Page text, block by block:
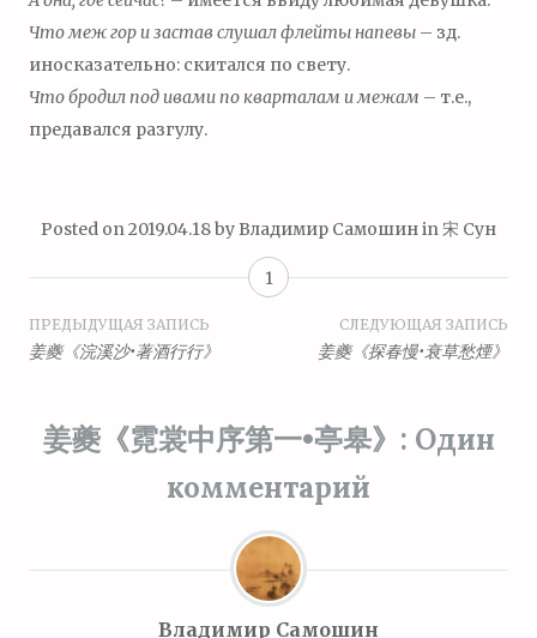
Что меж гор и застав слушал флейты напевы – зд.
иносказательно: скитался по свету.
Что бродил под ивами по кварталам и межам – т.е.,
предавался разгулу.
Posted on 2019.04.18by Владимир Самошинin 宋 Сун
1
Навигация
записям
ПРЕДЫДУЩАЯ ЗАПИСЬ
姜夔《浣溪沙•著酒行行》
СЛЕДУЮЩАЯ ЗАПИСЬ
姜夔《探春慢•衰草愁煙》
姜夔《霓裳中序第一•亭皋》 : Один
комментарий
Владимир Самошин